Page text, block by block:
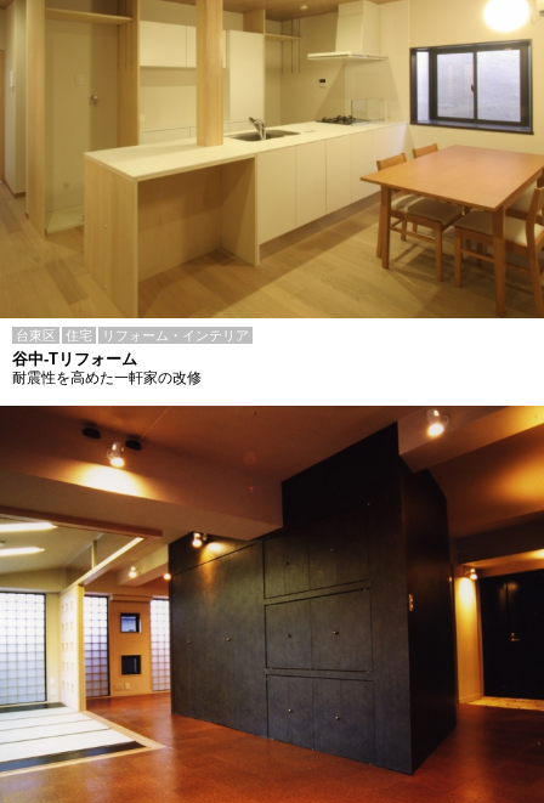
台東区 住宅 リフォーム・インテリア
谷中-Tリフォーム
耐震性を高めた一軒家の改修